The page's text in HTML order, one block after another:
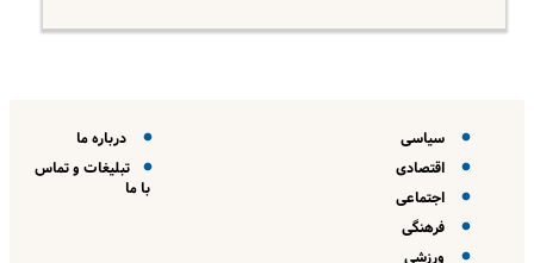
سیاسی
اقتصادی
اجتماعی
فرهنگی
ورزشی
درباره ما
تبلیغات و تماس
با ما